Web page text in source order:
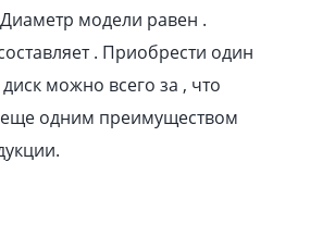
модели равен .
. Приобрести один
можно всего за , что
еще одним преимуществом